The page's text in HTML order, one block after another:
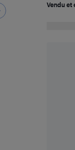
Vendu et